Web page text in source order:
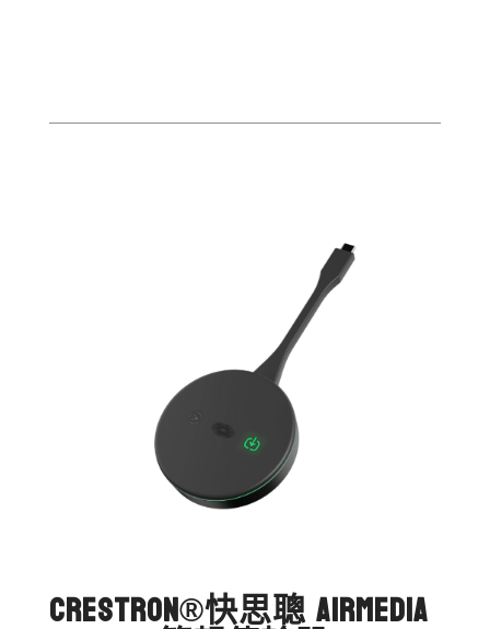
Crestron®快思聰 AirMedia